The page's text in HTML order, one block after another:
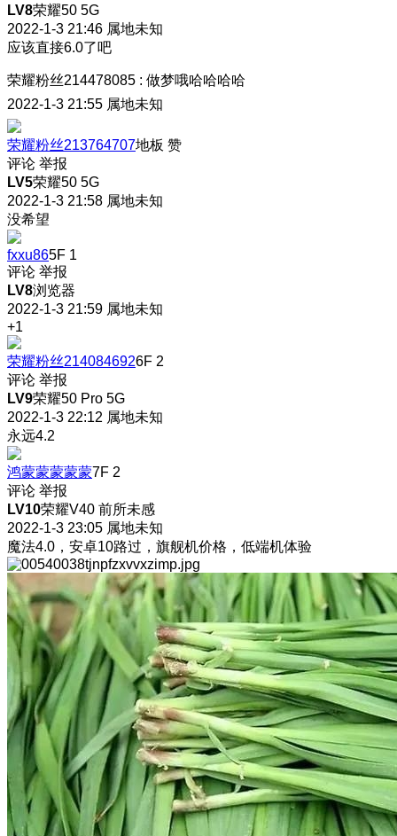
LV8荣耀50 5G
2022-1-3 21:46 属地未知
应该直接6.0了吧
荣耀粉丝214478085 : 做梦哦哈哈哈哈
2022-1-3 21:55 属地未知
荣耀粉丝213764707地板 赞
评论 举报
LV5荣耀50 5G
2022-1-3 21:58 属地未知
没希望
fxxu865F 1
评论 举报
LV8浏览器
2022-1-3 21:59 属地未知
+1
荣耀粉丝2140846926F 2
评论 举报
LV9荣耀50 Pro 5G
2022-1-3 22:12 属地未知
永远4.2
鸿蒙蒙蒙蒙蒙7F 2
评论 举报
LV10荣耀V40 前所未感
2022-1-3 23:05 属地未知
魔法4.0，安卓10路过，旗舰机价格，低端机体验